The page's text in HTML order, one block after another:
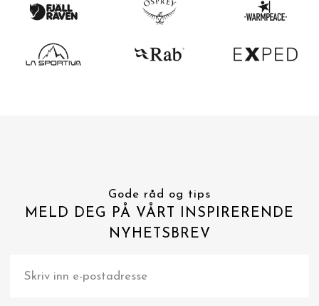
Gode råd og tips
MELD DEG PÅ VÅRT INSPIRERENDE
NYHETSBREV